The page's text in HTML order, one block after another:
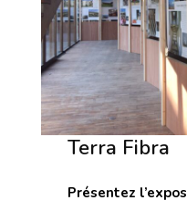
Terra Fibra
Présentez